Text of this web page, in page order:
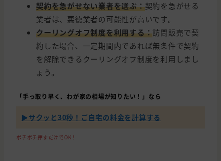
契約を急がせない業者を選ぶ：契約を急がせる
業者は、悪徳業者の可能性が高いです。
クーリングオフ制度を利用する：訪問販売で契
約した場合、一定期間内であれば無条件で契約
を解除できるクーリングオフ制度を利用しまし
ょう。
「手っ取り早く、わが家の相場が知りたい！」なら
▶︎サクッと30秒！ご自宅の料金を計算する
ポチポチ押すだけでOK！